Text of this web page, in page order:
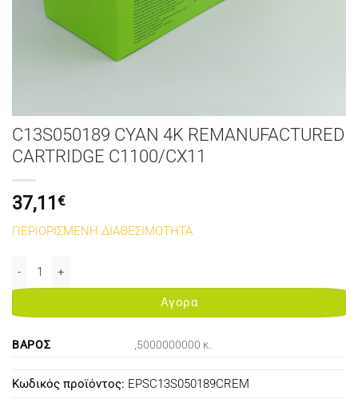
C13S050189 CYAN 4K REMANUFACTURED
CARTRIDGE C1100/CX11
37,11 €
ΠΕΡΙΟΡΙΣΜΕΝΗ ΔΙΑΘΕΣΙΜΟΤΗΤΑ
C13S050189 CYAN 4K REMANUFACTURED CARTRIDGE C1100/
Αγορα
ΒΆΡΟΣ ,5000000000 κ.
Κωδικός προϊόντος: EPSC13S050189CREM